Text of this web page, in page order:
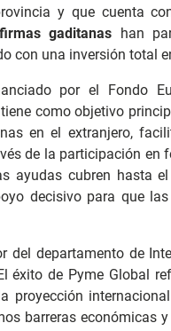
y que cuenta
gaditanas han
con una inversión total
por el Fondo
como objetivo
en el extranjero,
de la participación en
ayudas cubren hasta
decisivo para que
del departamento de
éxito de Pyme Global
proyección
barreras económicas